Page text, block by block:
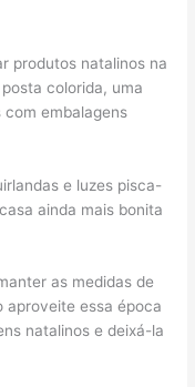
produtos natalinos na
colorida, uma
embalagens
e luzes pisca-
ainda mais bonita
as medidas de
aproveite essa época
natalinos e deixá-la